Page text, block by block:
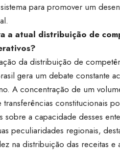
para promover um
a atual distribuição de
da distribuição de
gera um debate constante
A concentração de um
constitucionais
sobre a capacidade desses
peculiaridades regionais,
na distribuição das receitas e